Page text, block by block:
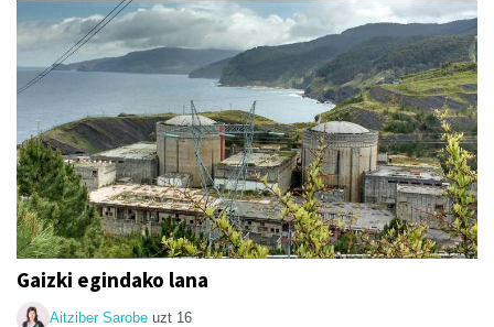
Gaizki egindako lana
Aitziber Sarobe uzt 16